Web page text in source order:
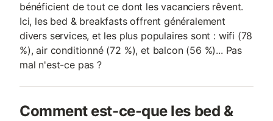
bénéficient de tout ce dont les vacanciers rêvent.
Ici, les bed & breakfasts offrent généralement
divers services, et les plus populaires sont : wifi (78
%), air conditionné (72 %), et balcon (56 %)... Pas
mal n'est-ce pas ?
Comment est-ce-que les bed &